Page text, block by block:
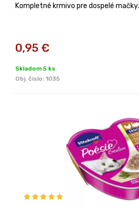
Kompletné krmivo pre dospelé mačky.
0,95 €
Skladom 5 ks
Obj. čislo: 1035